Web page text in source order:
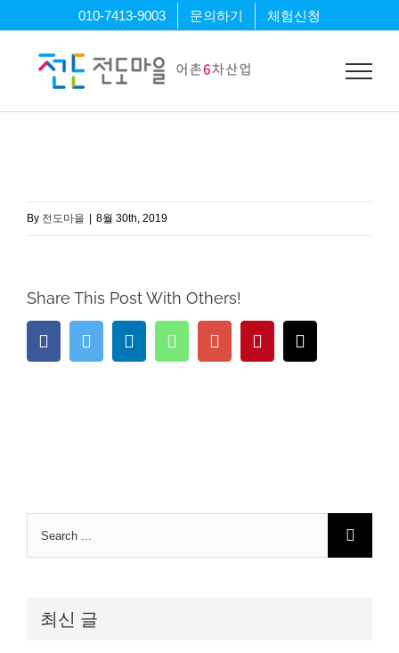
010-7413-9003 문의하기 체험신청
By 전도마을 8월 30th, 2019
Share This Post With Others!
Facebook
Twitter LinkedInWhatsapp
Google+Pinterest
Search
최신 글